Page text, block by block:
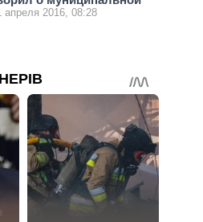
апреля 2016, 08:28